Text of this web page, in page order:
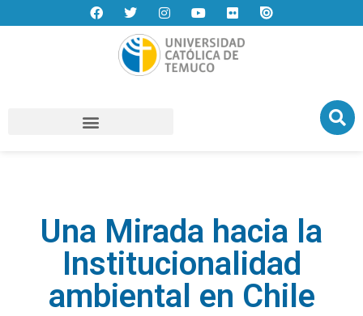
Una Mirada hacia la
Institucionalidad
ambiental en Chile